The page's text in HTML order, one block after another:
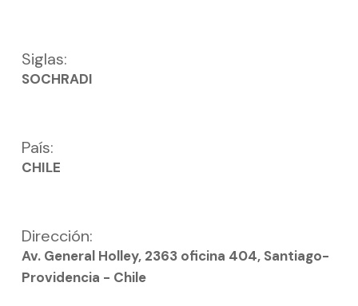
Siglas:
SOCHRADI
País:
CHILE
Dirección:
Av. General Holley, 2363 oficina 404, Santiago-
Providencia - Chile